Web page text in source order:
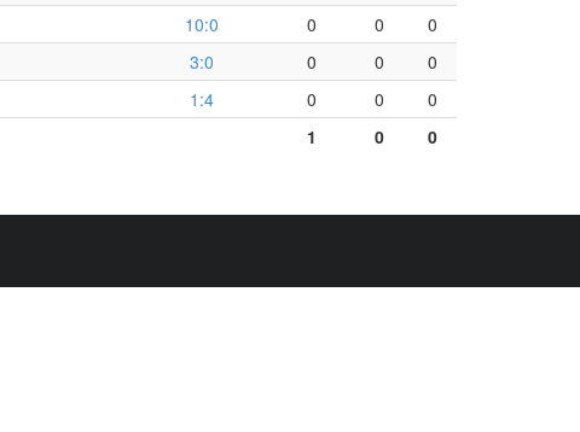
10:0 0 0
0
3:0 0 0
0
1:4 0 0
0
1
0 0